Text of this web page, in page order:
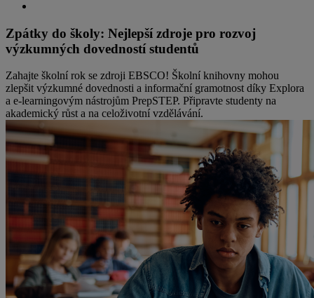
Zpátky do školy: Nejlepší zdroje pro rozvoj
výzkumných dovedností studentů
Zahajte školní rok se zdroji EBSCO! Školní knihovny mohou
zlepšit výzkumné dovednosti a informační gramotnost díky Explora
a e-learningovým nástrojům PrepSTEP. Připravte studenty na
akademický růst a na celoživotní vzdělávání.